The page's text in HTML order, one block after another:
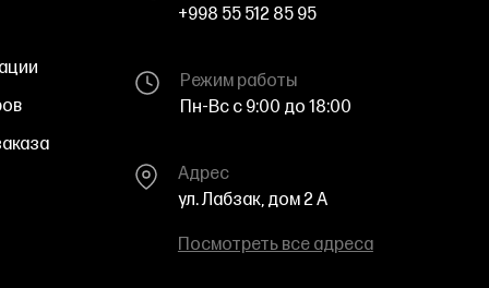
+998 55 512 85 95
Режим работы
Пн-Вс с 9:00 до 18:00
Адрес
ул. Лабзак, дом 2 A
Посмотреть все адреса